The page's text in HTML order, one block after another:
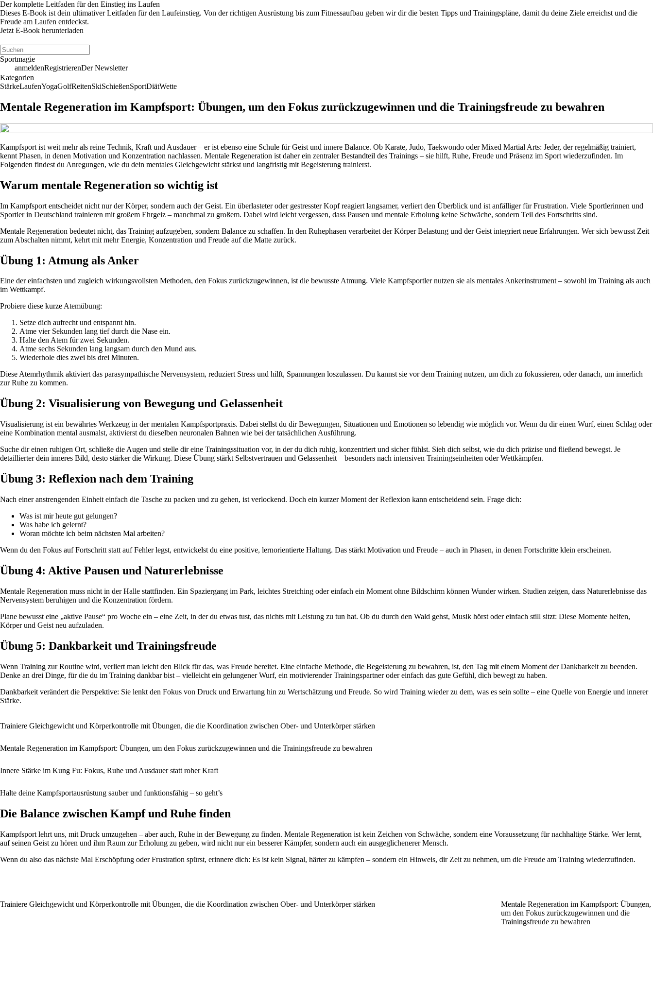
Der komplette Leitfaden für den Einstieg ins Laufen
Dieses E-Book ist dein ultimativer Leitfaden für den Laufeinstieg. Von der richtigen Ausrüstung bis zum Fitnessaufbau geben wir dir die besten Tipps und Trainingspläne, damit du deine Ziele erreichst und die
Freude am Laufen entdeckst.
Jetzt E-Book herunterladen
Sportmagie
anmeldenRegistrierenDer Newsletter
Kategorien
StärkeLaufenYogaGolfReitenSkiSchießenSportDiätWette
Mentale Regeneration im Kampfsport: Übungen, um den Fokus zurückzugewinnen und die Trainingsfreude zu bewahren
Kampfsport ist weit mehr als reine Technik, Kraft und Ausdauer – er ist ebenso eine Schule für Geist und innere Balance. Ob Karate, Judo, Taekwondo oder Mixed Martial Arts: Jeder, der regelmäßig trainiert,
kennt Phasen, in denen Motivation und Konzentration nachlassen. Mentale Regeneration ist daher ein zentraler Bestandteil des Trainings – sie hilft, Ruhe, Freude und Präsenz im Sport wiederzufinden. Im
Folgenden findest du Anregungen, wie du dein mentales Gleichgewicht stärkst und langfristig mit Begeisterung trainierst.
Warum mentale Regeneration so wichtig ist
Im Kampfsport entscheidet nicht nur der Körper, sondern auch der Geist. Ein überlasteter oder gestresster Kopf reagiert langsamer, verliert den Überblick und ist anfälliger für Frustration. Viele Sportlerinnen und
Sportler in Deutschland trainieren mit großem Ehrgeiz – manchmal zu großem. Dabei wird leicht vergessen, dass Pausen und mentale Erholung keine Schwäche, sondern Teil des Fortschritts sind.
Mentale Regeneration bedeutet nicht, das Training aufzugeben, sondern Balance zu schaffen. In den Ruhephasen verarbeitet der Körper Belastung und der Geist integriert neue Erfahrungen. Wer sich bewusst Zeit
zum Abschalten nimmt, kehrt mit mehr Energie, Konzentration und Freude auf die Matte zurück.
Übung 1: Atmung als Anker
Eine der einfachsten und zugleich wirkungsvollsten Methoden, den Fokus zurückzugewinnen, ist die bewusste Atmung. Viele Kampfsportler nutzen sie als mentales Ankerinstrument – sowohl im Training als auch
im Wettkampf.
Probiere diese kurze Atemübung:
Setze dich aufrecht und entspannt hin.
Atme vier Sekunden lang tief durch die Nase ein.
Halte den Atem für zwei Sekunden.
Atme sechs Sekunden lang langsam durch den Mund aus.
Wiederhole dies zwei bis drei Minuten.
Diese Atemrhythmik aktiviert das parasympathische Nervensystem, reduziert Stress und hilft, Spannungen loszulassen. Du kannst sie vor dem Training nutzen, um dich zu fokussieren, oder danach, um innerlich
zur Ruhe zu kommen.
Übung 2: Visualisierung von Bewegung und Gelassenheit
Visualisierung ist ein bewährtes Werkzeug in der mentalen Kampfsportpraxis. Dabei stellst du dir Bewegungen, Situationen und Emotionen so lebendig wie möglich vor. Wenn du dir einen Wurf, einen Schlag oder
eine Kombination mental ausmalst, aktivierst du dieselben neuronalen Bahnen wie bei der tatsächlichen Ausführung.
Suche dir einen ruhigen Ort, schließe die Augen und stelle dir eine Trainingssituation vor, in der du dich ruhig, konzentriert und sicher fühlst. Sieh dich selbst, wie du dich präzise und fließend bewegst. Je
detaillierter dein inneres Bild, desto stärker die Wirkung. Diese Übung stärkt Selbstvertrauen und Gelassenheit – besonders nach intensiven Trainingseinheiten oder Wettkämpfen.
Übung 3: Reflexion nach dem Training
Nach einer anstrengenden Einheit einfach die Tasche zu packen und zu gehen, ist verlockend. Doch ein kurzer Moment der Reflexion kann entscheidend sein. Frage dich:
Was ist mir heute gut gelungen?
Was habe ich gelernt?
Woran möchte ich beim nächsten Mal arbeiten?
Wenn du den Fokus auf Fortschritt statt auf Fehler legst, entwickelst du eine positive, lernorientierte Haltung. Das stärkt Motivation und Freude – auch in Phasen, in denen Fortschritte klein erscheinen.
Übung 4: Aktive Pausen und Naturerlebnisse
Mentale Regeneration muss nicht in der Halle stattfinden. Ein Spaziergang im Park, leichtes Stretching oder einfach ein Moment ohne Bildschirm können Wunder wirken. Studien zeigen, dass Naturerlebnisse das
Nervensystem beruhigen und die Konzentration fördern.
Plane bewusst eine „aktive Pause“ pro Woche ein – eine Zeit, in der du etwas tust, das nichts mit Leistung zu tun hat. Ob du durch den Wald gehst, Musik hörst oder einfach still sitzt: Diese Momente helfen,
Körper und Geist neu aufzuladen.
Übung 5: Dankbarkeit und Trainingsfreude
Wenn Training zur Routine wird, verliert man leicht den Blick für das, was Freude bereitet. Eine einfache Methode, die Begeisterung zu bewahren, ist, den Tag mit einem Moment der Dankbarkeit zu beenden.
Denke an drei Dinge, für die du im Training dankbar bist – vielleicht ein gelungener Wurf, ein motivierender Trainingspartner oder einfach das gute Gefühl, dich bewegt zu haben.
Dankbarkeit verändert die Perspektive: Sie lenkt den Fokus von Druck und Erwartung hin zu Wertschätzung und Freude. So wird Training wieder zu dem, was es sein sollte – eine Quelle von Energie und innerer
Stärke.
Trainiere Gleichgewicht und Körperkontrolle mit Übungen, die die Koordination zwischen Ober- und Unterkörper stärken
Mentale Regeneration im Kampfsport: Übungen, um den Fokus zurückzugewinnen und die Trainingsfreude zu bewahren
Innere Stärke im Kung Fu: Fokus, Ruhe und Ausdauer statt roher Kraft
Halte deine Kampfsportausrüstung sauber und funktionsfähig – so geht’s
Die Balance zwischen Kampf und Ruhe finden
Kampfsport lehrt uns, mit Druck umzugehen – aber auch, Ruhe in der Bewegung zu finden. Mentale Regeneration ist kein Zeichen von Schwäche, sondern eine Voraussetzung für nachhaltige Stärke. Wer lernt,
auf seinen Geist zu hören und ihm Raum zur Erholung zu geben, wird nicht nur ein besserer Kämpfer, sondern auch ein ausgeglichenerer Mensch.
Wenn du also das nächste Mal Erschöpfung oder Frustration spürst, erinnere dich: Es ist kein Signal, härter zu kämpfen – sondern ein Hinweis, dir Zeit zu nehmen, um die Freude am Training wiederzufinden.
Trainiere Gleichgewicht und Körperkontrolle mit Übungen, die die Koordination zwischen Ober- und Unterkörper stärken
Mentale Regeneration im Kampfsport: Übungen,
um den Fokus zurückzugewinnen und die
Trainingsfreude zu bewahren